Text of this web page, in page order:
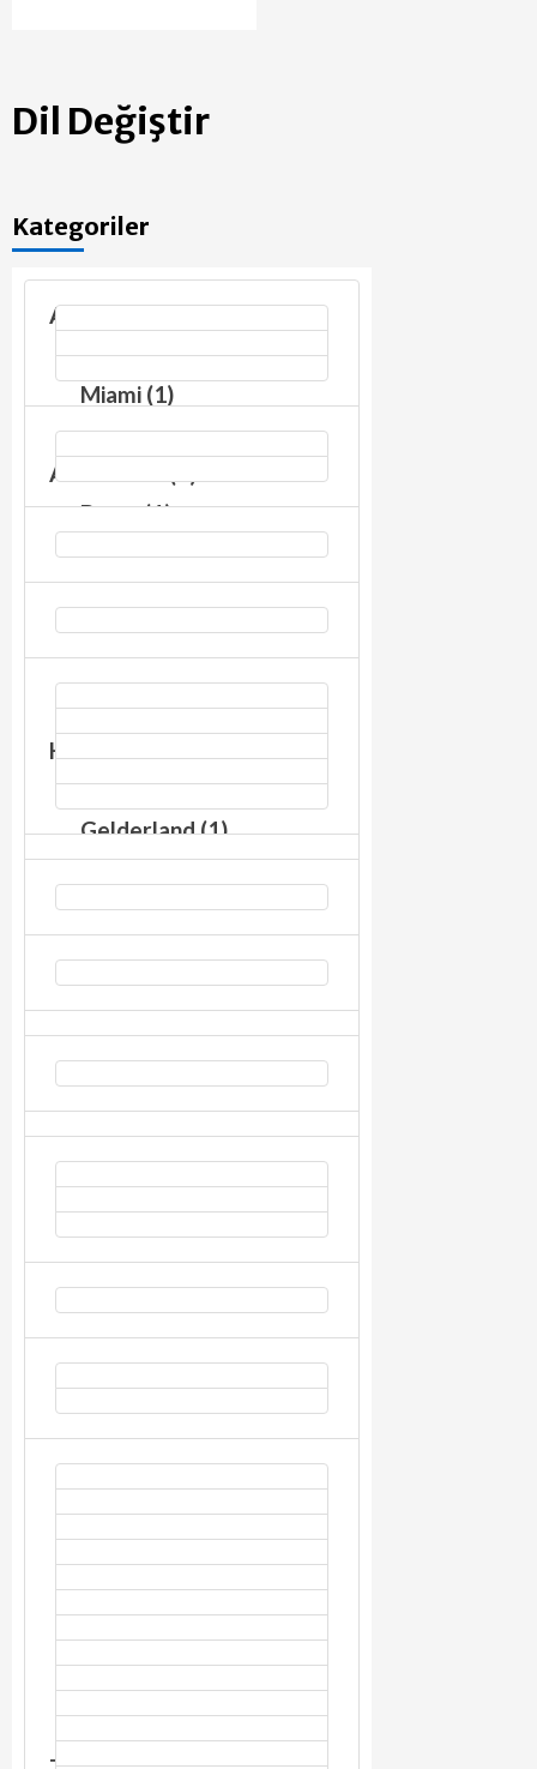
Dil Değiştir
Kategoriler
Amerika (7)
Hollywood (2)
Miami (1)
New York (4)
Arnavutluk (2)
Berat (1)
Tiran (1)
Genel (6)
Canlı (1)
Seul (1)
Hollanda (7)
Amsterdam (3)
Gelderland (1)
Kuzey Hollanda
(1)
Waalwijk (1)
Zaandijk (1)
İtalya (5)
Japonya (3)
Tokyo (1)
Katar (1)
Mısır (1)
Norveç (2)
Krasnodar (1)
Moskova (1)
Saint Petersburg
Sırbistan (1)
Belgrad (1)
Suudi Arabistan (2)
Medine (1)